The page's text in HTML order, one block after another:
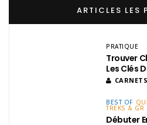
ARTICLES LES
PRATIQUE
Trouver
Les Clés
BEST OF
TREKS & GR
Débuter